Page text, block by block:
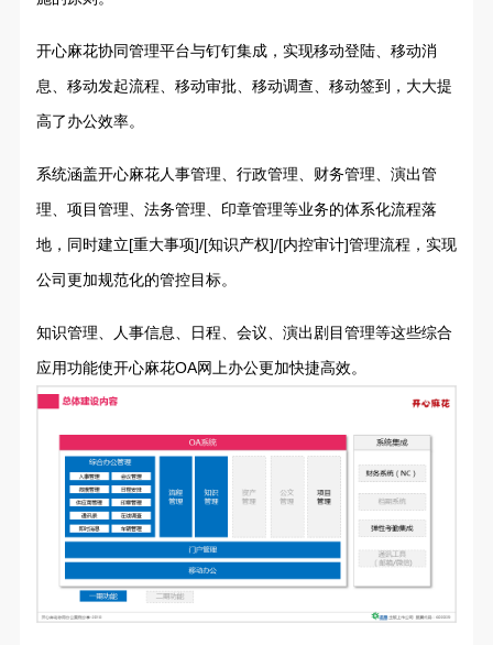
开心麻花协同管理平台与钉钉集成，实现移动登陆、移动消
息、移动发起流程、移动审批、移动调查、移动签到，大大提
高了办公效率。
系统涵盖开心麻花人事管理、行政管理、财务管理、演出管
理、项目管理、法务管理、印章管理等业务的体系化流程落
地，同时建立[重大事项]/[知识产权]/[内控审计]管理流程，实现
公司更加规范化的管控目标。
知识管理、人事信息、日程、会议、演出剧目管理等这些综合
应用功能使开心麻花OA网上办公更加快捷高效。